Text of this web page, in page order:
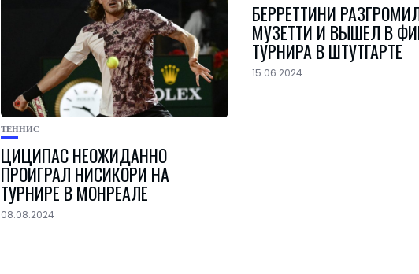
ТЕННИС
ЦИЦИПАС НЕОЖИДАННО
ПРОИГРАЛ НИСИКОРИ НА
ТУРНИРЕ В МОНРЕАЛЕ
08.08.2024
БЕРРЕТТИНИ
МУЗЕТТИ И ВЫШЕЛ В
ТУРНИРА В ШТУТГАРТЕ
15.06.2024